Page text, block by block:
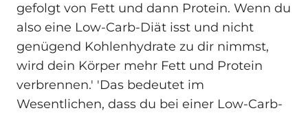
gefolgt von Fett und dann Protein. Wenn du
also eine Low-Carb-Diät isst und nicht
genügend Kohlenhydrate zu dir nimmst,
wird dein Körper mehr Fett und Protein
verbrennen.' 'Das bedeutet im
Wesentlichen, dass du bei einer Low-Carb-